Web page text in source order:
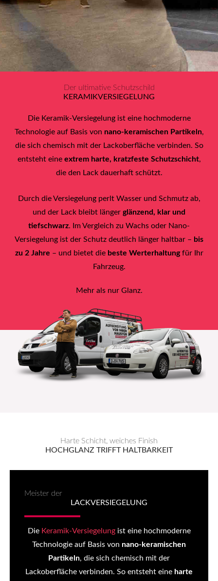
Der ultimative Schutzschild
KERAMIKVERSIEGELUNG
Die Keramik-Versiegelung ist eine hochmoderne
Technologie auf Basis von nano-keramischen Partikeln,
die sich chemisch mit der Lackoberfläche verbinden. So
entsteht eine extrem harte, kratzfeste Schutzschicht,
die den Lack dauerhaft schützt.
Durch die Versiegelung perlt Wasser und Schmutz ab,
und der Lack bleibt länger glänzend, klar und
tiefschwarz. Im Vergleich zu Wachs oder Nano-
Versiegelung ist der Schutz deutlich länger haltbar – bis
zu 2 Jahre – und bietet die beste Werterhaltungfür Ihr
Fahrzeug.
Mehr als nur Glanz.
Harte Schicht, weiches Finish
HOCHGLANZ TRIFFT HALTBARKEIT
Meister der
LACKVERSIEGELUNG
Die Keramik-Versiegelungist eine hochmoderne
Technologie auf Basis von nano-keramischen
Partikeln, die sich chemisch mit der
Lackoberfläche verbinden. So entsteht eine harte